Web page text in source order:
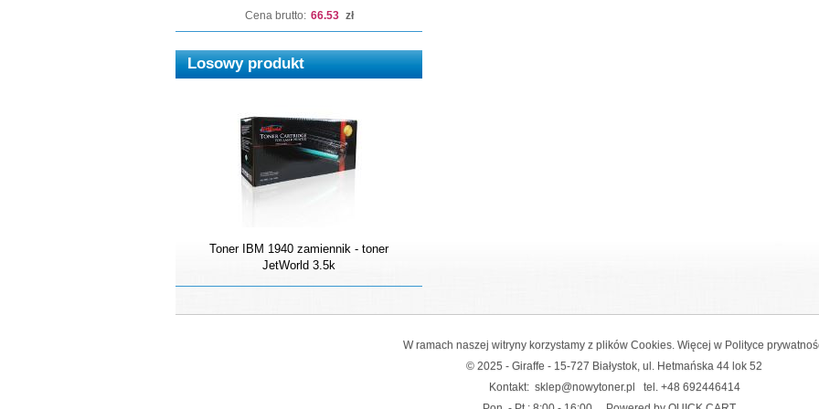
Cena brutto: 66.53 zł
Losowy produkt
Toner IBM 1940 zamiennik - toner
JetWorld 3.5k
W ramach naszej witryny korzystamy z plików Cookies. Więcej w Polityce
© 2025 - Giraffe - 15-727 Białystok, ul. Hetmańska 44 lok 52
Kontakt: sklep@nowytoner.pl tel. +48 692446414